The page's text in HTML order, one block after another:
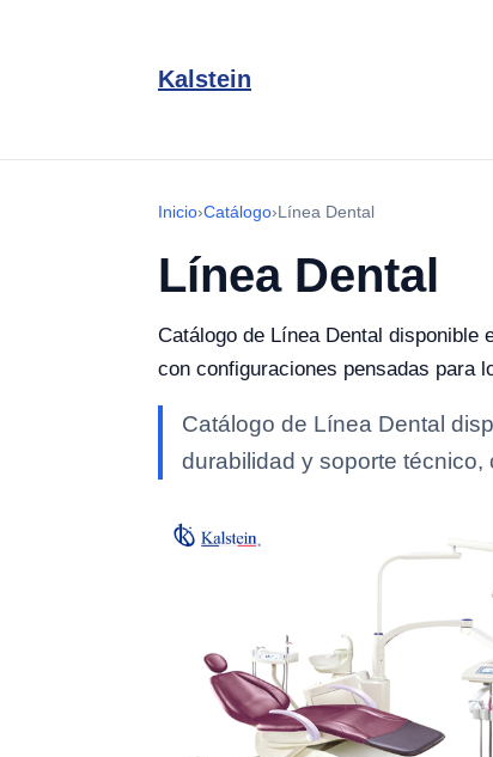
Kalstein
Inicio›Catálogo›Línea Dental
Línea Dental
Catálogo de Línea Dental disponible
con configuraciones pensadas para
Catálogo de Línea Dental
durabilidad y soporte